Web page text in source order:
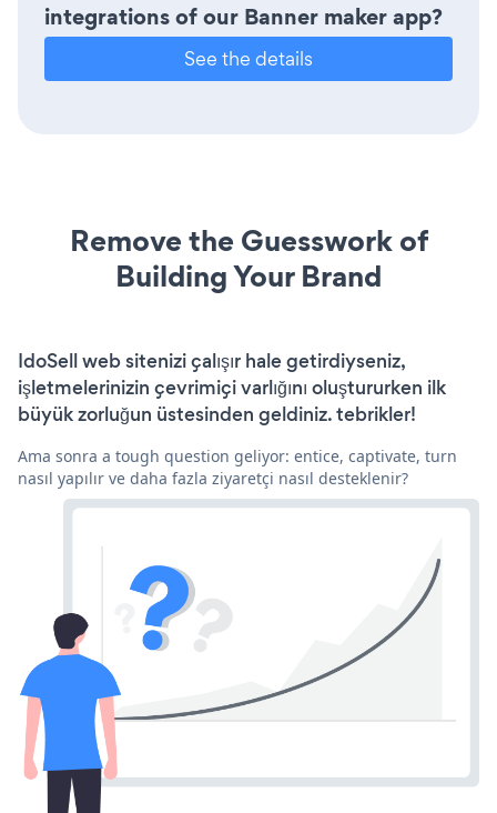
integrations of our Banner maker app?
See the details
Remove the Guesswork of
Building Your Brand
IdoSell web sitenizi çalışır hale getirdiyseniz,
işletmelerinizin çevrimiçi varlığını oluştururken ilk
büyük zorluğun üstesinden geldiniz. tebrikler!
Ama sonra a tough question geliyor: entice, captivate, turn
nasıl yapılır ve daha fazla ziyaretçi nasıl desteklenir?